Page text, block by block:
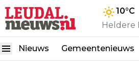
10°C
Heldere
Nieuws Gemeentenieuws